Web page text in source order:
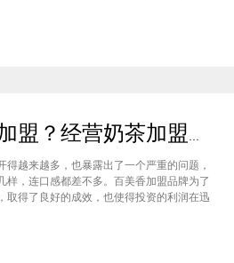
做好市场调查虽然同是烤鱼店，但每一家
百美香奶茶店怎么加盟？经营奶茶加盟店收益如何
越来越多，也暴露出了一个严重的问题，
，连口感都差不多。百美香加盟品牌为了
取得了良好的成效，也使得投资的利润在迅
名字了。虽然开头说得很好，公司也确实